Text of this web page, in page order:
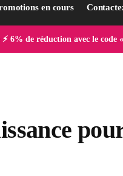
en cours
⚡ 6% de réduction avec le